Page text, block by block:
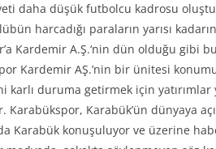
daha düşük futbolcu kadrosu
harcadığı paraların yarısı
Kardemir A.Ş.‘nin dün olduğu gibi
Kardemir AŞ.’nin bir ünitesi
duruma getirmek için yatırımlar
Karabük’ün dünyaya
Karabük konuşuluyor ve üzerine